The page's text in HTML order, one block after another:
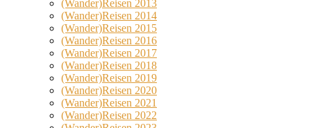
(Wander)Reisen 2013
(Wander)Reisen 2014
(Wander)Reisen 2015
(Wander)Reisen 2016
(Wander)Reisen 2017
(Wander)Reisen 2018
(Wander)Reisen 2019
(Wander)Reisen 2020
(Wander)Reisen 2021
(Wander)Reisen 2022